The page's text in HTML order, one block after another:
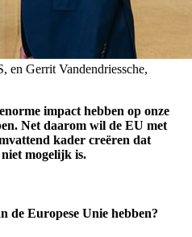
Gerrit Vandendriessche,
impact hebben op onze
Net daarom wil de EU met
kader creëren dat
mogelijk is.
de Europese Unie hebben?